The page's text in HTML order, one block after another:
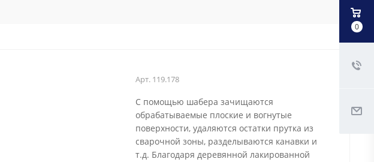
Арт. 119.178
С помощью шабера зачищаются
обрабатываемые плоские и вогнутые
поверхности, удаляются остатки прутка из
сварочной зоны, разделываются канавки и
т.д. Благодаря деревянной лакированной
0